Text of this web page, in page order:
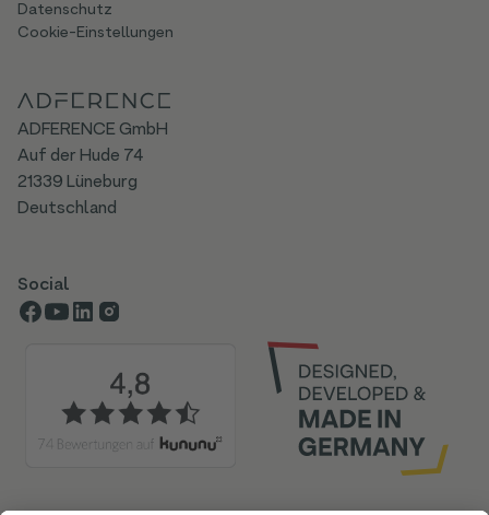
ADFERENCE GmbH
Auf der Hude 74
21339 Lüneburg
Deutschland
Datenschutz
Cookie-Einstellungen
Social